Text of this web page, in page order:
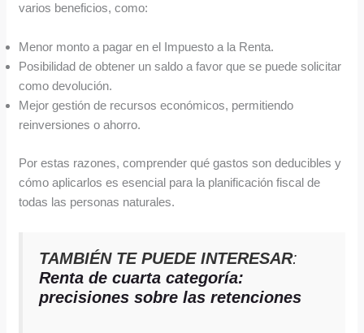
varios beneficios, como:
Menor monto a pagar en el Impuesto a la Renta.
Posibilidad de obtener un saldo a favor que se puede solicitar
como devolución.
Mejor gestión de recursos económicos, permitiendo
reinversiones o ahorro.
Por estas razones, comprender qué gastos son deducibles y
cómo aplicarlos es esencial para la planificación fiscal de
todas las personas naturales.
TAMBIÉN TE PUEDE INTERESAR:
Renta de cuarta categoría:
precisiones sobre las retenciones